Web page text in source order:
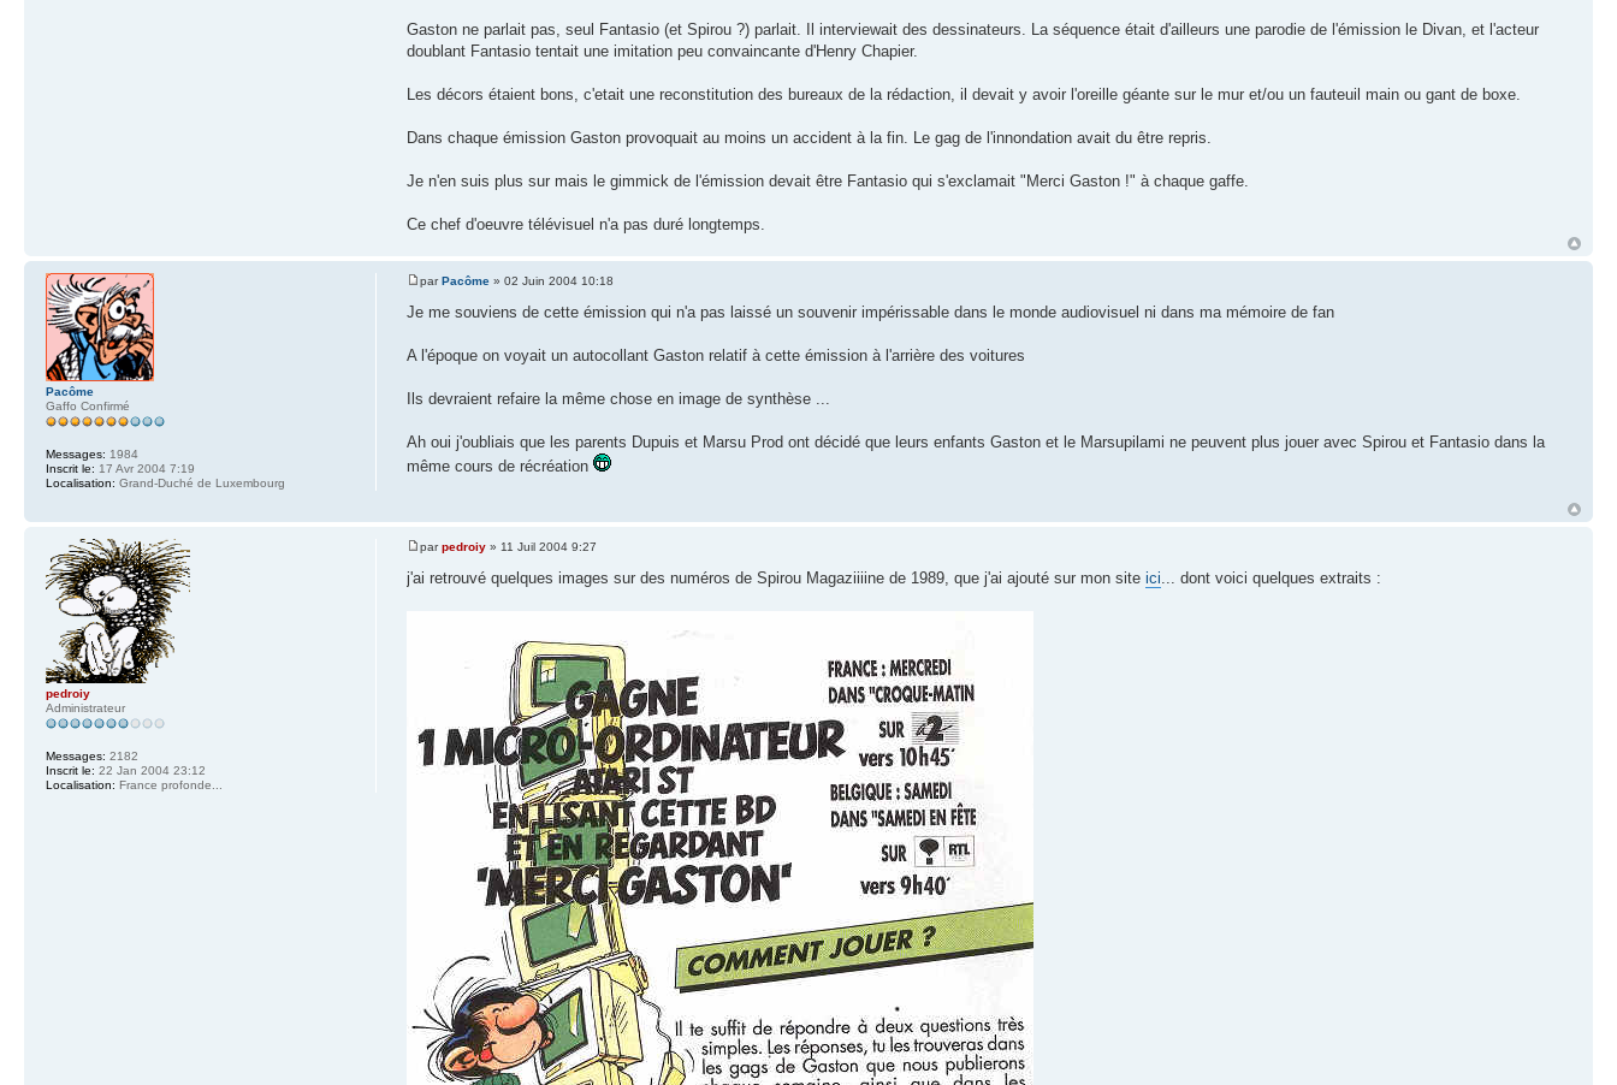
Gaston ne parlait pas, seul Fantasio (et Spirou ?) parlait. Il interviewait des dessinateurs. La séquence était d'ailleurs une parodie de l'émission le Divan, et l'acteur
doublant Fantasio tentait une imitation peu convaincante d'Henry Chapier.
Les décors étaient bons, c'etait une reconstitution des bureaux de la rédaction, il devait y avoir l'oreille géante sur le mur et/ou un fauteuil main ou gant de boxe.
Dans chaque émission Gaston provoquait au moins un accident à la fin. Le gag de l'innondation avait du être repris.
Je n'en suis plus sur mais le gimmick de l'émission devait être Fantasio qui s'exclamait "Merci Gaston !" à chaque gaffe.
Ce chef d'oeuvre télévisuel n'a pas duré longtemps.
parPacôme » 02 Juin 2004 10:18
Je me souviens de cette émission qui n'a pas laissé un souvenir impérissable dans le monde audiovisuel ni dans ma mémoire de fan
A l'époque on voyait un autocollant Gaston relatif à cette émission à l'arrière des voitures
Ils devraient refaire la même chose en image de synthèse ...
Ah oui j'oubliais que les parents Dupuis et Marsu Prod ont décidé que leurs enfants Gaston et le Marsupilami ne peuvent plus jouer avec Spirou et Fantasio dans la
même cours de récréation
Pacôme
Gaffo Confirmé
Messages: 1984
Inscrit le: 17 Avr 2004 7:19
Localisation: Grand-Duché de Luxembourg
parpedroiy » 11 Juil 2004 9:27
j'ai retrouvé quelques images sur des numéros de Spirou Magaziiiine de 1989, que j'ai ajouté sur mon siteici... dont voici quelques extraits :
pedroiy
Administrateur
Messages: 2182
Inscrit le: 22 Jan 2004 23:12
Localisation: France profonde...